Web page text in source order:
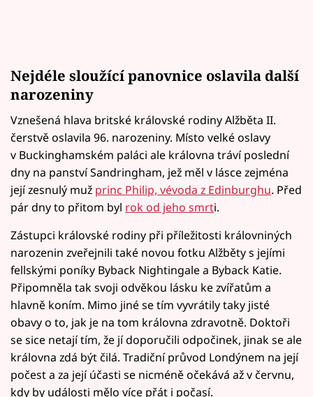
Nejdéle sloužící panovnice oslavila další
narozeniny
Vznešená hlava britské královské rodiny Alžběta II.
čerstvě oslavila 96. narozeniny. Místo velké oslavy
v Buckinghamském paláci ale královna tráví poslední
dny na panství Sandringham, jež měl v lásce zejména
její zesnulý muž princ Philip, vévoda z Edinburghu. Před
pár dny to přitom byl rok od jeho smrti.
Zástupci královské rodiny při příležitosti královniných
narozenin zveřejnili také novou fotku Alžběty s jejími
fellskými poníky Byback Nightingale a Byback Katie.
Připomněla tak svoji odvěkou lásku ke zvířatům a
hlavně koním. Mimo jiné se tím vyvrátily taky jisté
obavy o to, jak je na tom královna zdravotně. Doktoři
se sice netají tím, že jí doporučili odpočinek, jinak se ale
královna zdá být čilá. Tradiční průvod Londýnem na její
počest a za její účasti se nicméně očekává až v červnu,
kdy by události mělo více přát i počasí.